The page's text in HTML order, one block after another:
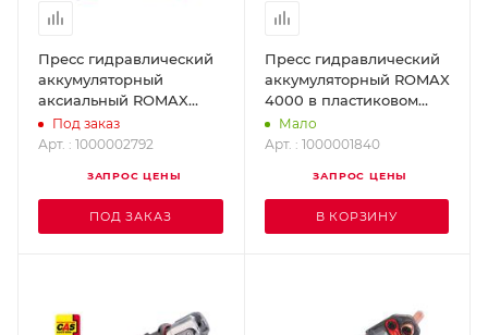
Пресс гидравлический
аккумуляторный
аксиальный ROMAX
AXIAL 16-32 mm
ROTHENBERGER
Под заказ
Арт. : 1000002792
ЗАПРОС ЦЕНЫ
ПОД ЗАКАЗ
Пресс гидравлический
аккумуляторный ROMAX
4000 в пластиковом
ящике ROTHENBERGER
1000001840
Мало
Арт. : 1000001840
ЗАПРОС ЦЕНЫ
В КОРЗИНУ